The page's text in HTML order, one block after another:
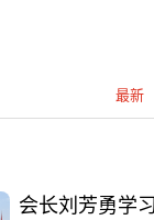
最新
会长刘芳勇学